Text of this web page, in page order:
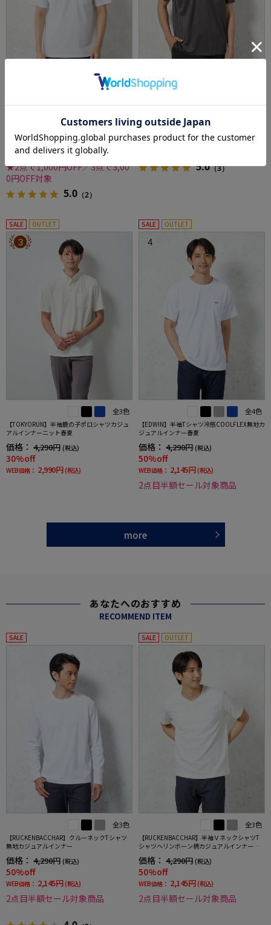
【アイポロシャツ】アイポロドライキューブ
ナー吸汗速乾抗菌加工ストレッチ形態安定春
20%off
WEB価格： 4,990円 (税込)
★2点で1,000円OFF／3点で3,00
0円OFF対象
5.0 （2）
【吸湿冷感】完全ノーアイロン半袖アイポロ
価格： 6,259円
49%off
5.0（3）
SALE OUTLET
3
全3色
【TOKYORUN】半袖鹿の子ポロシャツカジュ
アルインナーニット春夏
価格： 4,290円 (税込)
30%off
WEB価格： 2,990円 (税込)
SALE OUTLET
4
全4色
【EDWIN】半袖Tシャツ冷感COOLFLEX無地カ
ジュアルインナー春夏
価格： 4,290円 (税込)
50%off
WEB価格： 2,145円 (税込)
2点目半額セール対象商品
more
あなたへのおすすめ
RECOMMEND ITEM
SALE
全3色
【RUCKENBACCHAR】クルーネックTシャツ
無地カジュアルインナー
価格： 4,290円 (税込)
50%off
WEB価格： 2,145円 (税込)
2点目半額セール対象商品
SALE OUTLET
全3色
【RUCKENBACCHAR】半袖ＶネックシャツT
シャツヘリンボーン柄カジュアルインナー春
夏
価格： 4,290円 (税込)
50%off
WEB価格： 2,145円 (税込)
2点目半額セール対象商品